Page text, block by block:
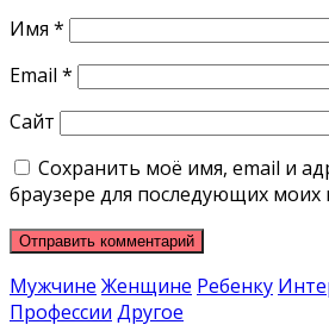
Имя *
Email *
Сайт
Сохранить моё имя, email и
браузере для последующих
Мужчине Женщине Ребенку
Профессии Другое